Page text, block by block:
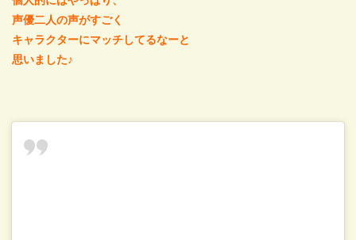
声優二人の声がすごく
キャラクターにマッチしてるなーと
思いました♪